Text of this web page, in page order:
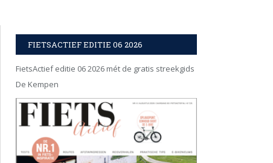
FIETSACTIEF EDITIE 06 2026
FietsActief editie 06 2026 mét de gratis streekgids
De Kempen